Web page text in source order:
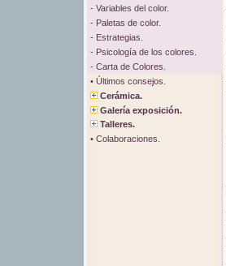
- Variables del color.
- Paletas de color.
- Estrategias.
- Psicología de los colores.
- Carta de Colores.
• Últimos consejos.
Cerámica.
Galería exposición.
Talleres.
• Colaboraciones.